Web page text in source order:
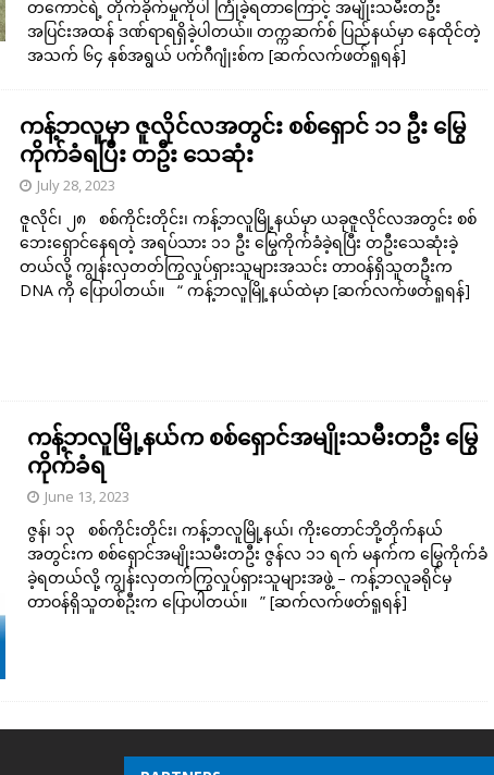
တကောင်ရဲ့ တိုက်ခိုက်မှုကိုပါ ကြုံခဲ့ရတာကြောင့် အမျိုးသမီးတဦး
အပြင်းအထန် ဒဏ်ရာရရှိခဲ့ပါတယ်။ တက္ကဆက်စ် ပြည်နယ်မှာ နေထိုင်တဲ့
အသက် ၆၄ နှစ်အရွယ် ပက်ဂီဂျုံးစ်က [ဆက်လက်ဖတ်ရှုရန်]
ကန့်ဘလူမှာ ဇူလိုင်လအတွင်း စစ်ရှောင် ၁၁ ဦး မြွေ
ကိုက်ခံရပြီး တဦး သေဆုံး
July 28, 2023
ဇူလိုင်၊ ၂၈ စစ်ကိုင်းတိုင်း၊ ကန့်ဘလူမြို့နယ်မှာ ယခုဇူလိုင်လအတွင်း စစ်
ဘေးရှောင်နေရတဲ့ အရပ်သား ၁၁ ဦး မြွေကိုက်ခံခဲ့ရပြီး တဦးသေဆုံးခဲ့
တယ်လို့ ကျွန်းလှတတ်ကြွလှုပ်ရှားသူများအသင်း တာဝန်ရှိသူတဦးက
DNA ကို ပြောပါတယ်။ “ ကန့်ဘလူမြို့နယ်ထဲမှာ [ဆက်လက်ဖတ်ရှုရန်]
ကန့်ဘလူမြို့နယ်က စစ်ရှောင်အမျိုးသမီးတဦး မြွေ
ကိုက်ခံရ
June 13, 2023
ဇွန်၊ ၁၃ စစ်ကိုင်းတိုင်း၊ ကန့်ဘလူမြို့နယ်၊ ကိုးတောင်ဘို့တိုက်နယ်
အတွင်းက စစ်ရှောင်အမျိုးသမီးတဦး ဇွန်လ ၁၁ ရက် မနက်က မြွေကိုက်ခံ
ခဲ့ရတယ်လို့ ကျွန်းလှတက်ကြွလှုပ်ရှားသူများအဖွဲ့ – ကန့်ဘလူခရိုင်မှ
တာဝန်ရှိသူတစ်ဦးက ပြောပါတယ်။ ” [ဆက်လက်ဖတ်ရှုရန်]